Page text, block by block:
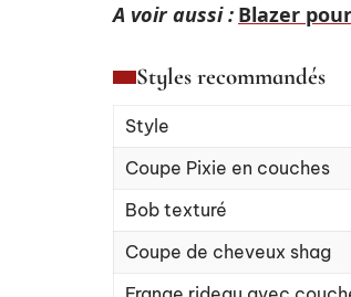
A voir aussi : Blazer
Styles recommandés
Style
Coupe Pixie en couches
Bob texturé
Coupe de cheveux shag